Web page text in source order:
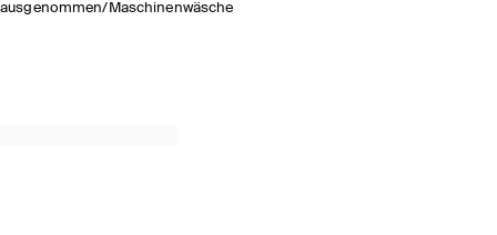
ausgenommen/Maschinenwäsche